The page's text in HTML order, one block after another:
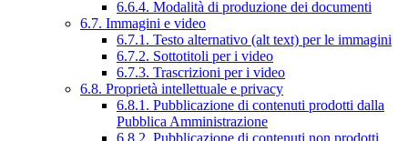
6.6.4. Modalità di produzione dei documenti
6.7. Immagini e video
6.7.1. Testo alternativo (alt text) per le immagini
6.7.2. Sottotitoli per i video
6.7.3. Trascrizioni per i video
6.8. Proprietà intellettuale e privacy
6.8.1. Pubblicazione di contenuti prodotti dalla
Pubblica Amministrazione
6.8.2. Pubblicazione di contenuti non prodotti